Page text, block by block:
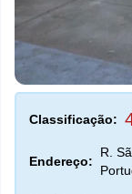
Classificação:
Endereço:
R.